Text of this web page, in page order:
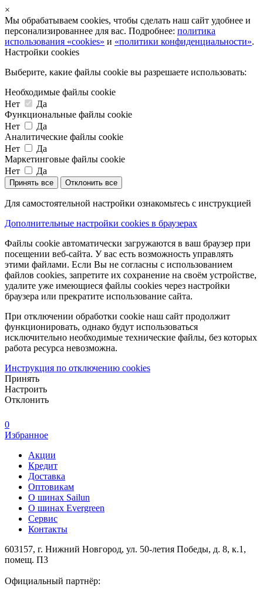
×
Мы обрабатываем cookies, чтобы сделать наш сайт удобнее и
персонализированнее для вас. Подробнее: политика
использования «cookies» и «политики конфиденциальности».
Настройки cookies
Выберите, какие файлы cookie вы разрешаете использовать:
Необходимые файлы cookie
Нет
Да
Функциональные файлы cookie
Нет
Да
Аналитические файлы cookie
Нет
Да
Маркетинговые файлы cookie
Нет
Да
Принять все Отклонить все
Для самостоятельной настройки ознакомьтесь с инструкцией
Дополнительные настройки cookies в браузерах
Файлы cookie автоматически загружаются в ваш браузер при
посещении веб-сайта. У вас есть возможность управлять
этими файлами. Если Вы не согласны с использованием
файлов cookies, запретите их сохранение на своём устройстве,
удалите уже имеющиеся файлы cookies через настройки
браузера или прекратите использование сайта.
При отключении обработки cookie наш сайт продолжит
функционировать, однако будут использоваться
исключительно необходимые технические файлы, без которых
работа ресурса невозможна.
Инструкция по отключению cookies
Принять
Настроить
Отклонить
0
Избранное
Акции
Кредит
Доставка
Оптовикам
О шинах Sailun
О шинах Evergreen
Сервис
Контакты
603157, г. Нижний Новгород, ул. 50-летия Победы, д. 8, к.1,
помещ. П3
Официальный партнёр: